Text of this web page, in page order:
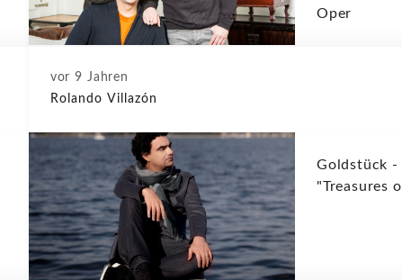
Oper
vor 9 Jahren
Rolando Villazón
Goldstück -
"Treasures